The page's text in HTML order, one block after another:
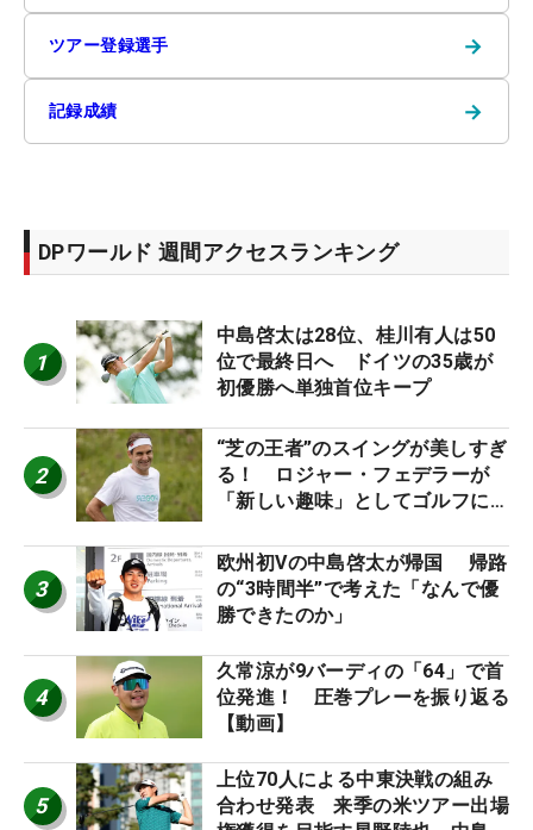
ツアー登録選手 →
記録成績 →
DPワールド 週間アクセスランキング
1
中島啓太は28位、桂川有人は50
位で最終日へ ドイツの35歳が
初優勝へ単独首位キープ
2
“芝の王者”のスイングが美しすぎ
る！ ロジャー・フェデラーが
「新しい趣味」としてゴルフに挑
3
欧州初Vの中島啓太が帰国 帰路
の“3時間半”で考えた「なんで優
勝できたのか」
4
久常涼が9バーディの「64」で首
位発進！ 圧巻プレーを振り返る
【動画】
5
上位70人による中東決戦の組み
合わせ発表 来季の米ツアー出場